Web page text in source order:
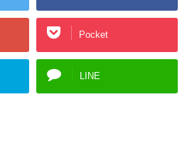
Pocket
LINE